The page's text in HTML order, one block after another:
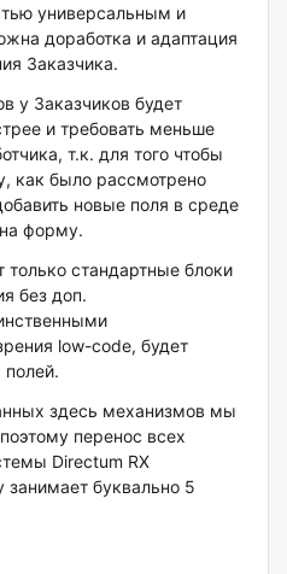
универсальным и
доработка и адаптация
Заказчика.
у Заказчиков будет
и требовать меньше
т.к. для того чтобы
как было рассмотрено
новые поля в среде
форму.
стандартные блоки
без доп.
low-code, будет
полей.
здесь механизмов мы
перенос всех
Directum RX
буквально 5